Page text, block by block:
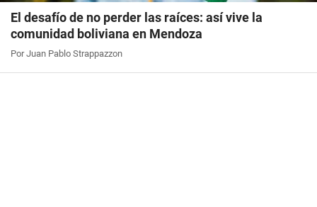
El desafío de no perder las raíces: así vive la
comunidad boliviana en Mendoza
Por Juan Pablo Strappazzon